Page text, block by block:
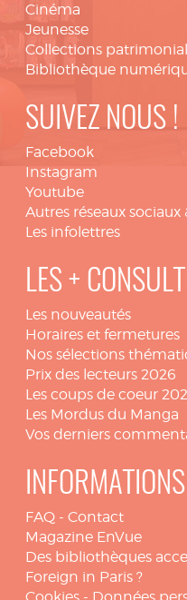
Cinéma
Jeunesse
Collections
Bibliothèque
SUIVEZ NOUS !
Facebook
Instagram
Youtube
Autres réseaux sociaux
Les infolettres
LES +
Les nouveautés
Horaires et fermetures
Nos sélections
Prix des lecteurs 2026
Les coups de coeur
Les Mordus du Manga
Vos derniers
INFORMATIONS
FAQ - Contact
Magazine EnVue
Des bibliothèques
Foreign in Paris ?